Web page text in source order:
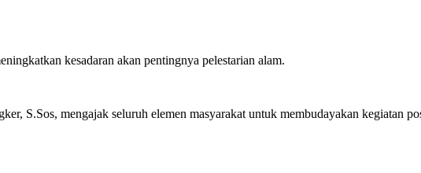
kesadaran akan pentingnya pelestarian alam.
S.Sos, mengajak seluruh elemen masyarakat untuk membudayakan kegiatan